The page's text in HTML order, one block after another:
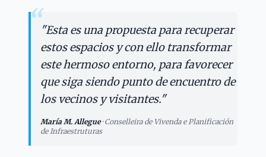
“"Esta es una propuesta para recuperar
estos espacios y con ello transformar
este hermoso entorno, para favorecer
que siga siendo punto de encuentro de
los vecinos y visitantes."
María M. Allegue·Conselleira de Vivenda e Planificación
de Infraestruturas